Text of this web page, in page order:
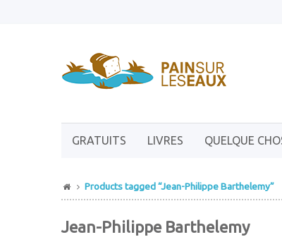
GRATUITS LIVRES QUELQUE
Products tagged “Jean-Philippe Barthelemy”
Jean-Philippe Barthelemy